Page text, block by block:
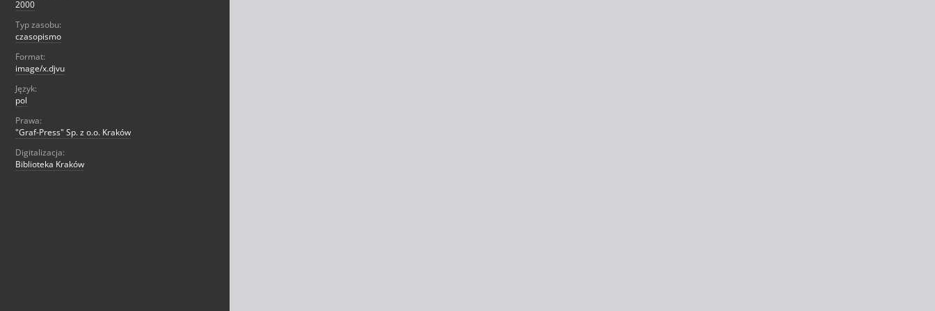
2000
Typ zasobu:
czasopismo
Format:
image/x.djvu
Język:
pol
Prawa:
"Graf-Press" Sp. z o.o. Kraków
Digitalizacja:
Biblioteka Kraków